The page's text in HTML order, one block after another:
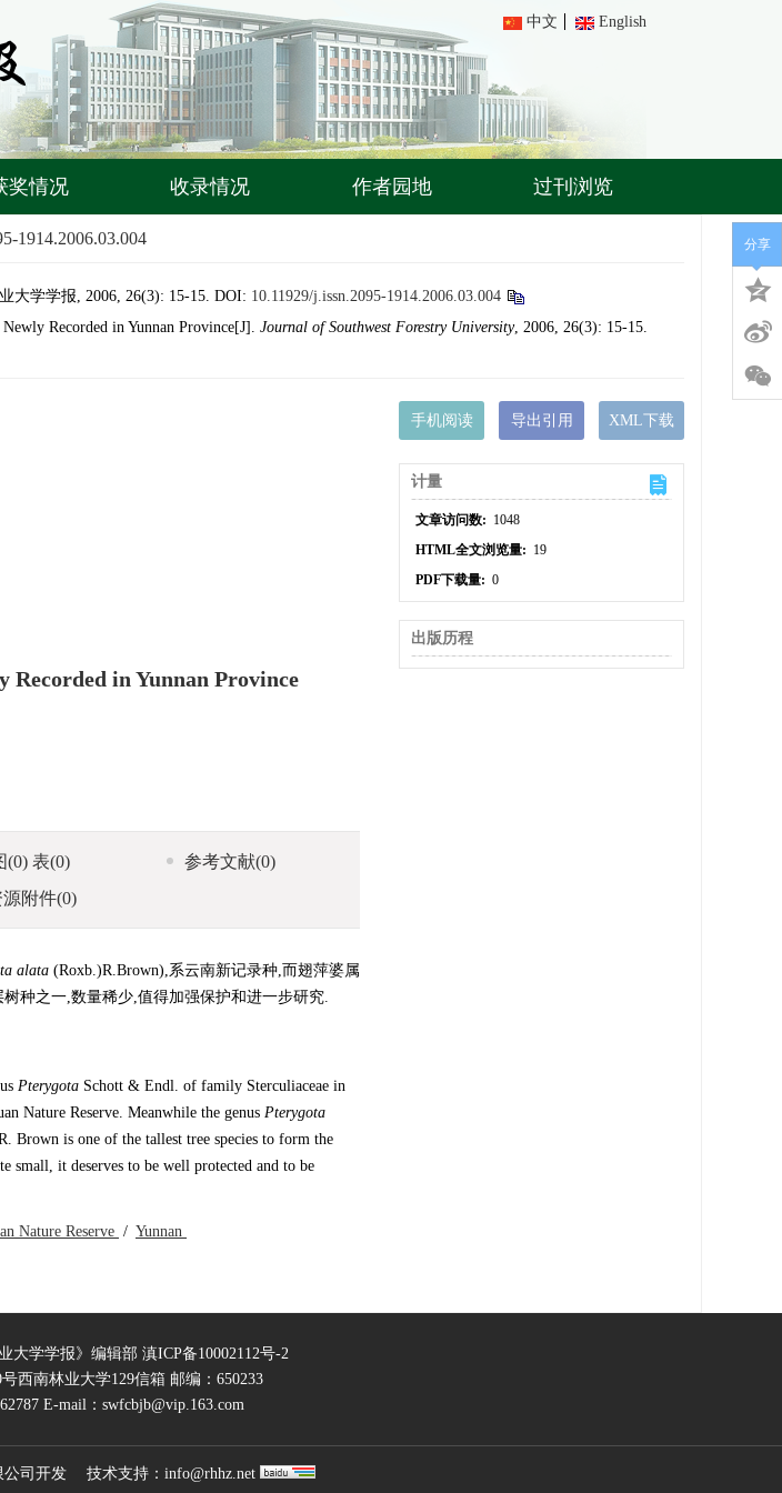
中文 English
奖情况 收录情况 作者园地 过刊浏览
1914.2006.03.004
大学学报, 2006, 26(3): 15-15. DOI: 10.11929/j.issn.2095-1914.2006.03.004
Recorded in Yunnan Province[J]. Journal of Southwest Forestry University, 2006, 26(3): 15-15.
Recorded in Yunnan Province
(0) 表(0) 参考文献(0)
源附件(0)
alata (Roxb.)R.Brown),系云南新记录种,而翅萍婆属
种之一,数量稀少,值得加强保护和进一步研究.
Pterygota Schott & Endl. of family Sterculiaceae in
Nature Reserve. Meanwhile the genus Pterygota
Brown is one of the tallest tree species to form the
small, it deserves to be well protected and to be
Nature Reserve / Yunnan
手机阅读 导出引用 XML下载
计量
文章访问数: 1048
HTML全文浏览量: 19
PDF下载量: 0
出版历程
分享
大学学报》编辑部 滇ICP备10002112号-2
西南林业大学129信箱 邮编：650233
E-mail：swfcbjb@vip.163.com
司 开发 技术支持： info@rhhz.net